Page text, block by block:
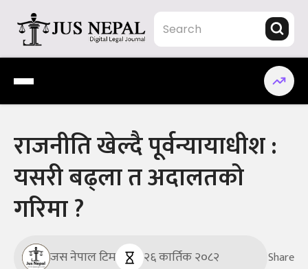
content
Jus Nepal | www.jusnepal.com
Digital Legal Journal
राजनीति खेल्दै पूर्वन्यायाधीश :
यसरी बढ्ला त अदालतको
गरिमा ?
जस नेपाल टिम २६ कार्तिक २०८२ Share